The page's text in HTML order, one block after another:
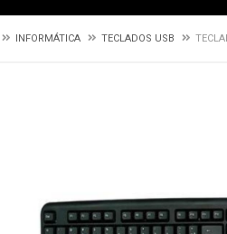
INFORMÁTICA TECLADOS USB